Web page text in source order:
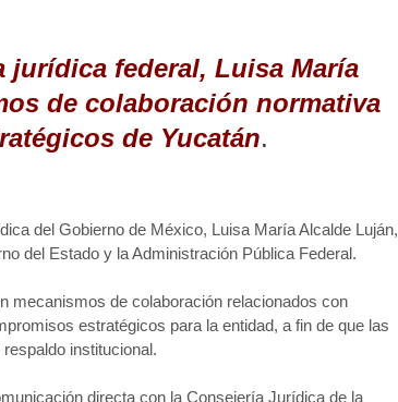
jurídica federal, Luisa María
de colaboración normativa
de Yucatán.
del Gobierno de México, Luisa María Alcalde Luján,
del Estado y la Administración Pública Federal.
mecanismos de colaboración relacionados con
estratégicos para la entidad, a fin de que las
institucional.
directa con la Consejería Jurídica de la